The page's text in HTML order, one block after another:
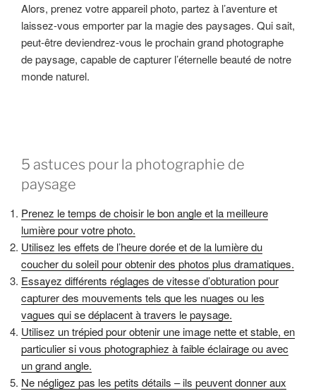
Alors, prenez votre appareil photo, partez à l’aventure et
laissez-vous emporter par la magie des paysages. Qui sait,
peut-être deviendrez-vous le prochain grand photographe
de paysage, capable de capturer l’éternelle beauté de notre
monde naturel.
5 astuces pour la photographie de
paysage
Prenez le temps de choisir le bon angle et la meilleure
lumière pour votre photo.
Utilisez les effets de l’heure dorée et de la lumière du
coucher du soleil pour obtenir des photos plus dramatiques.
Essayez différents réglages de vitesse d’obturation pour
capturer des mouvements tels que les nuages ou les
vagues qui se déplacent à travers le paysage.
Utilisez un trépied pour obtenir une image nette et stable, en
particulier si vous photographiez à faible éclairage ou avec
un grand angle.
Ne négligez pas les petits détails – ils peuvent donner aux